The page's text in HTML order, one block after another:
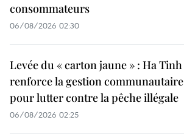
consommateurs
06/08/2026 02:30
Levée du « carton jaune » : Ha Tinh
renforce la gestion communautaire
pour lutter contre la pêche illégale
06/08/2026 02:25